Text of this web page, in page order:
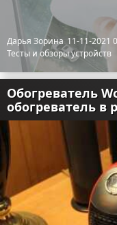
Дарья Зорина 11-11-2021
Тесты и обзоры устройств
Обогреватель
обогреватель в